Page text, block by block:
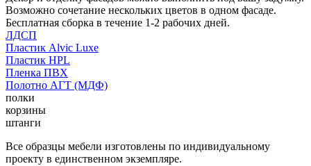
Возможно сочетание нескольких цветов в одном фасаде.
Бесплатная сборка в течение 1-2 рабочих дней.
ЛДСП
Пластик Alvic Luxe
Пластик HPL
Пленка ПВХ
Полотно АГТ (МДФ)
полки
корзины
штанги
Все образцы мебели изготовлены по индивидуальному
проекту в единственном экземпляре.